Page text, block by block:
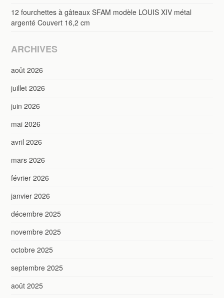
12 fourchettes à gâteaux SFAM modèle LOUIS XIV métal
argenté Couvert 16,2 cm
ARCHIVES
août 2026
juillet 2026
juin 2026
mai 2026
avril 2026
mars 2026
février 2026
janvier 2026
décembre 2025
novembre 2025
octobre 2025
septembre 2025
août 2025